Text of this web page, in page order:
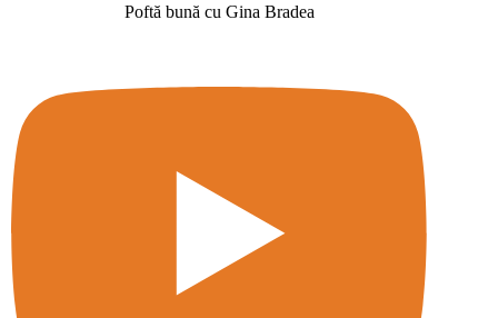
Poftă bună cu Gina Bradea